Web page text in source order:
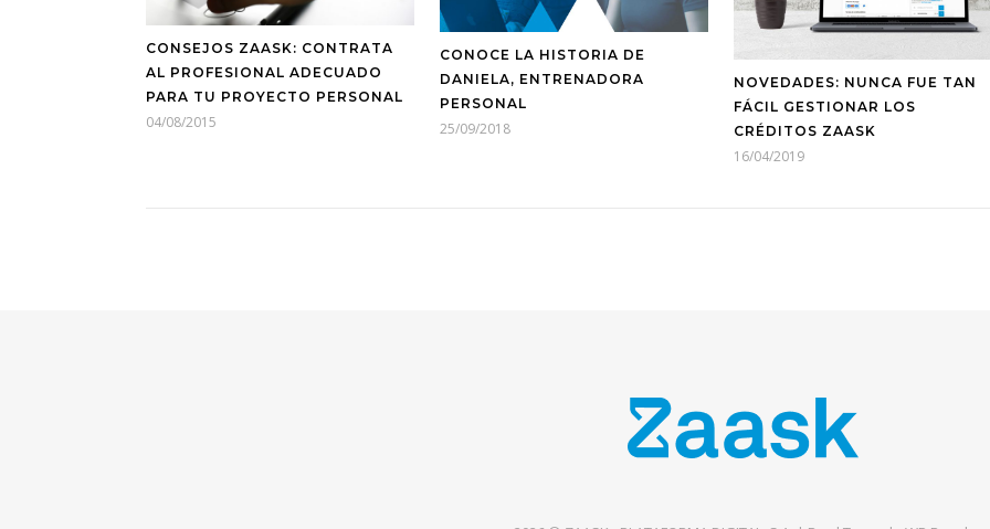
CONSEJOS ZAASK: CONTRATA
AL PROFESIONAL ADECUADO
PARA TU PROYECTO PERSONAL
04/08/2015
CONOCE LA HISTORIA DE
DANIELA, ENTRENADORA
PERSONAL
25/09/2018
NOVEDADES: NUNCA FUE TAN
FÁCIL GESTIONAR LOS
CRÉDITOS ZAASK
16/04/2019